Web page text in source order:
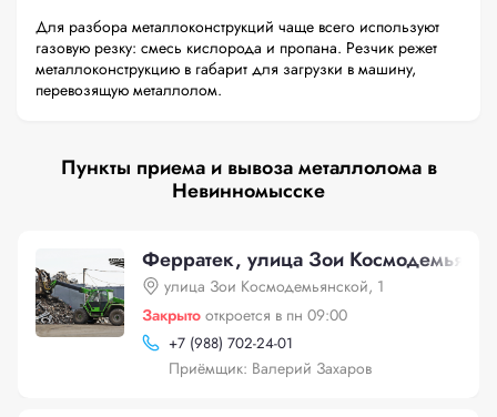
Для разбора металлоконструкций чаще всего используют
газовую резку: смесь кислорода и пропана. Резчик режет
металлоконструкцию в габарит для загрузки в машину,
перевозящую металлолом.
Пункты приема и вывоза металлолома в
Невинномысске
Ферратек, улица Зои
улица Зои Космодемьянской, 1
Закрыто откроется в пн 09:00
+7 (988) 702-24-01
Приёмщик: Валерий Захаров